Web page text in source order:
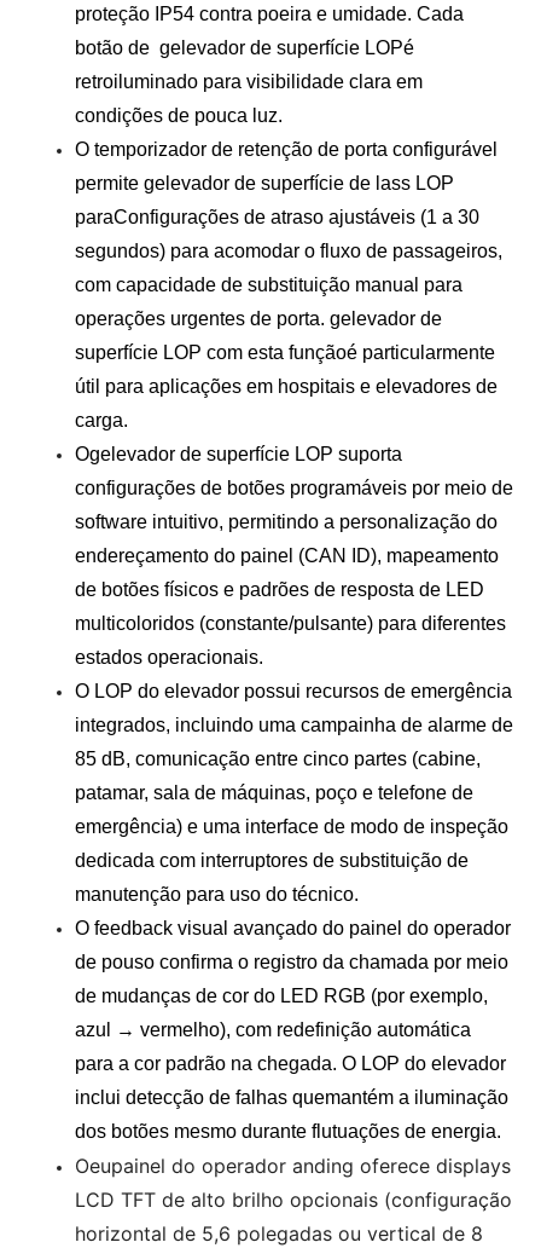
proteção IP54 contra poeira e umidade. Cada
botão de gelevador de superfície LOPé
retroiluminado para visibilidade clara em
condições de pouca luz.
O temporizador de retenção de porta configurável
permitegelevador de superfície de lass LOP
paraConfigurações de atraso ajustáveis ​​(1 a 30
segundos) para acomodar o fluxo de passageiros,
com capacidade de substituição manual para
operações urgentes de porta.gelevador de
superfície LOP com esta funçãoé particularmente
útil para aplicações em hospitais e elevadores de
carga.
Ogelevador de superfície LOPsuporta
configurações de botões programáveis ​​por meio de
software intuitivo, permitindo a personalização do
endereçamento do painel (CAN ID), mapeamento
de botões físicos e padrões de resposta de LED
multicoloridos (constante/pulsante) para diferentes
estados operacionais.
O LOP do elevador possui recursos de emergência
integrados, incluindo uma campainha de alarme de
85 dB, comunicação entre cinco partes (cabine,
patamar, sala de máquinas, poço e telefone de
emergência) e uma interface de modo de inspeção
dedicada com interruptores de substituição de
manutenção para uso do técnico.
O feedback visual avançado do painel do operador
de pouso confirma o registro da chamada por meio
de mudanças de cor do LED RGB (por exemplo,
azul → vermelho), com redefinição automática
para a cor padrão na chegada. O LOP do elevador
inclui detecção de falhas quemantém a iluminação
dos botões mesmo durante flutuações de energia.
Oeupainel do operador andingoferece displays
LCD TFT de alto brilho opcionais (configuração
horizontal de 5,6 polegadas ou vertical de 8